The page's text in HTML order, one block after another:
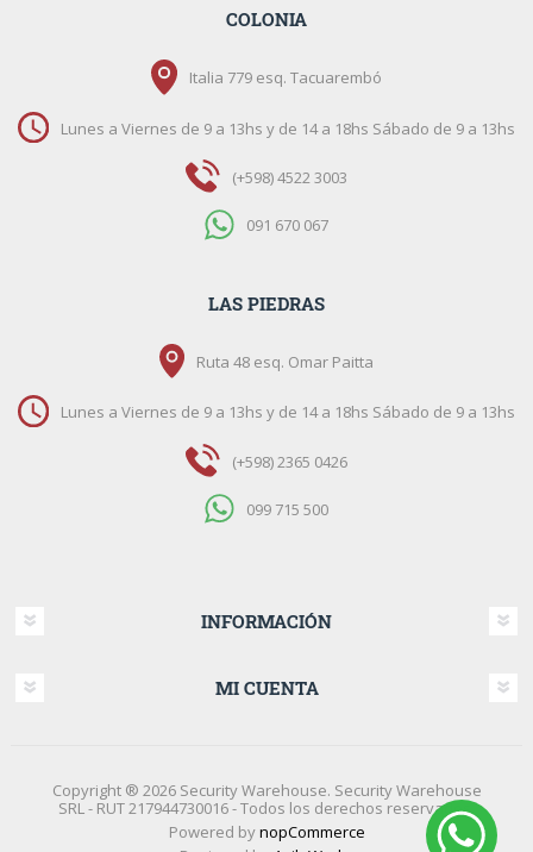
COLONIA
Italia 779 esq. Tacuarembó
Lunes a Viernes de 9 a 13hs y de 14 a 18hs Sábado de 9 a 13hs
(+598) 4522 3003
091 670 067
LAS PIEDRAS
Ruta 48 esq. Omar Paitta
Lunes a Viernes de 9 a 13hs y de 14 a 18hs Sábado de 9 a 13hs
(+598) 2365 0426
099 715 500
INFORMACIÓN
MI CUENTA
Copyright ® 2026 Security Warehouse. Security Warehouse
SRL - RUT 217944730016 - Todos los derechos reservados.
Powered bynopCommerce